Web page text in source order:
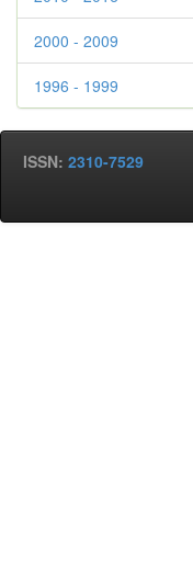
2000 - 2009
1996 - 1999
ISSN: 2310-7529